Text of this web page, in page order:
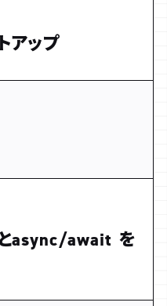
アップ
async/await を